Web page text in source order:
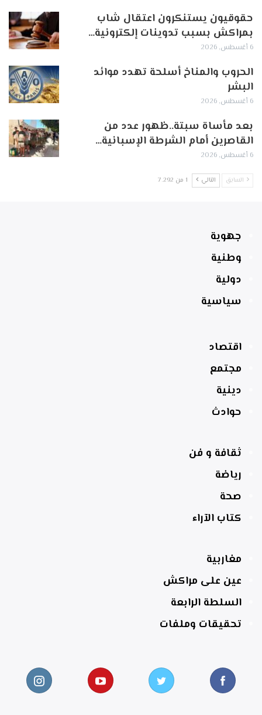
حقوقيون يستنكرون اعتقال شاب
بمراكش بسبب تدوينات إلكترونية…
6 أغسطس, 2026
الحروب والمناخ أسلحة تهدد موائد
البشر
6 أغسطس, 2026
بعد مأساة سبتة..ظهور عدد من
القاصرين أمام الشرطة الإسبانية…
6 أغسطس, 2026
السابق التالي 1 من 7٬292
جهوية
وطنية
دولية
سياسية
اقتصاد
مجتمع
دينية
حوادث
ثقافة و فن
رياضة
صحة
كتاب الآراء
مغاربية
عين على مراكش
السلطة الرابعة
تحقيقات وملفات